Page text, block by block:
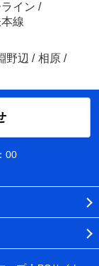
イン /
線
野辺 / 相原 /
00